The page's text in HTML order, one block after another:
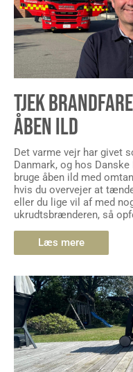
TJEK
ÅBEN ILD
Det varme vejr har givet
Danmark, og hos
bruge åben ild med
hvis du overvejer at
eller du lige vil af med
ukrudtsbrænderen, så
Læs mere